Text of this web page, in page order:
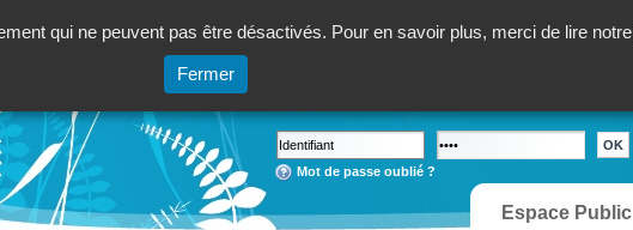
qui ne peuvent pas être désactivés. Pour en savoir plus, merci de lire notre
Fermer
Mot de passe oublié ?
Espace Public